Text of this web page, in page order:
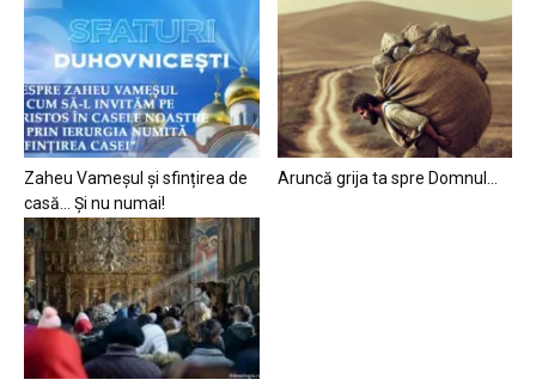
Zaheu Vameșul și sfințirea de
casă… Și nu numai!
Aruncă grija ta spre Domnul…